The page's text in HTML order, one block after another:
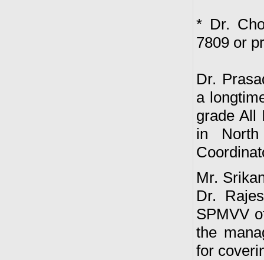
* Dr.
7809 or
Dr.
a
grade All
in
Mr.
Dr.
SPMVV
the
for